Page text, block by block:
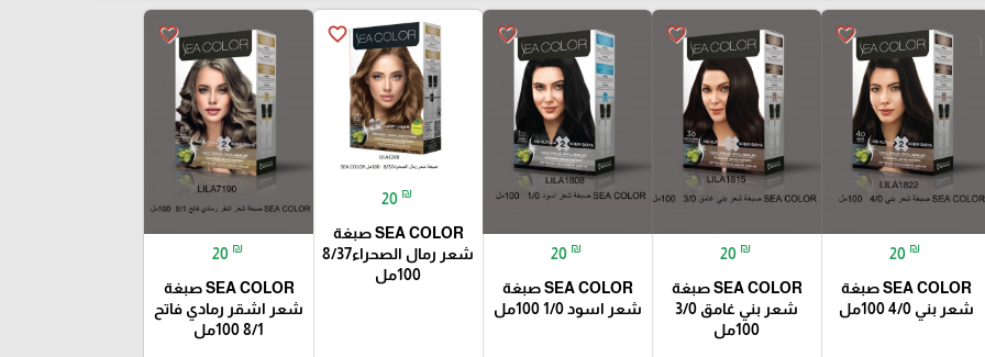
favorite_border
20 ₪
SEA COLOR صبغة
شعر بني 4/0 100مل
favorite_border
20 ₪
SEA COLOR صبغة
شعر بني غامق 3/0
100مل
favorite_border
20 ₪
SEA COLOR صبغة
شعر اسود 1/0 100مل
favorite_border
20 ₪
SEA COLOR صبغة
شعر رمال الصحراء8/37
100مل
favorite_border
20 ₪
SEA COLOR صبغة
شعر اشقر رمادي فاتح
8/1 100مل